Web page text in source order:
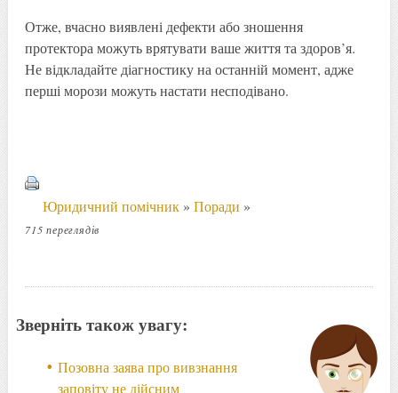
Отже, вчасно виявлені дефекти або зношення
протектора можуть врятувати ваше життя та здоров’я.
Не відкладайте діагностику на останній момент, адже
перші морози можуть настати несподівано.
Юридичний помічник» Поради »
715 переглядів
Зверніть також увагу:
Позовна заява про вивзнання
заповіту не дійсним